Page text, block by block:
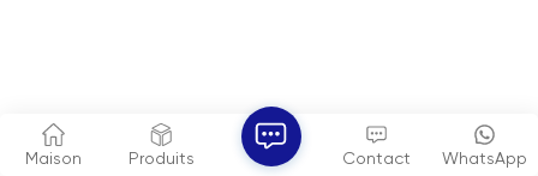
Maison Produits WhatsApp
Contact